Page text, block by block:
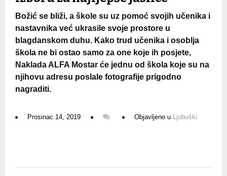
Božić se bliži, a škole su uz pomoć svojih učenika i
nastavnika već ukrasile svoje prostore u
blagdanskom duhu. Kako trud učenika i osoblja
škola ne bi ostao samo za one koje ih posjete,
Naklada ALFA Mostar će jednu od škola koje su na
njihovu adresu poslale fotografije prigodno
nagraditi.
Prosinac 14, 2019 Objavljeno u Ljubuški